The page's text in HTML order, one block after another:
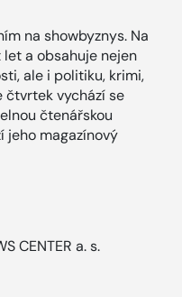
na showbyznys. Na
a obsahuje nejen
ale i politiku, krimi,
čtvrtek vychází se
čtenářskou
jeho magazínový
CENTER a. s.